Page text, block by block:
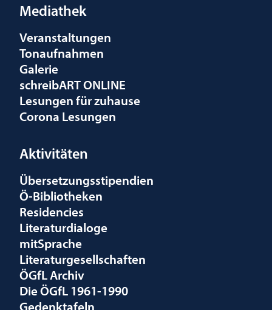
Mediathek
Veranstaltungen
Tonaufnahmen
Galerie
schreibART ONLINE
Lesungen für zuhause
Corona Lesungen
Aktivitäten
Übersetzungsstipendien
Ö-Bibliotheken
Residencies
Literaturdialoge
mitSprache
Literaturgesellschaften
ÖGfL Archiv
Die ÖGfL 1961-1990
Gedenktafeln